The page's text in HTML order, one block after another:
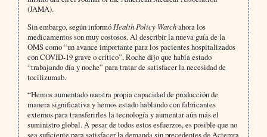
(JAMA).
Sin embargo, según informó Health Policy Watchahora los
medicamentos son muy costosos. Al describir la nueva guía de la
OMS como “un avance importante para los pacientes hospitalizados
con COVID-19 grave o crítico”, Roche dijo que había estado
“trabajando día y noche” para tratar de satisfacer la necesidad de
tocilizumab.
“Hemos aumentado nuestra propia capacidad de producción de
manera significativa y hemos estado hablando con fabricantes
externos para transferirles la tecnología y aumentar aún más el
suministro global. A pesar de todos estos esfuerzos, es posible que no
sea suficiente para satisfacer la demanda sin precedentes de Actemra